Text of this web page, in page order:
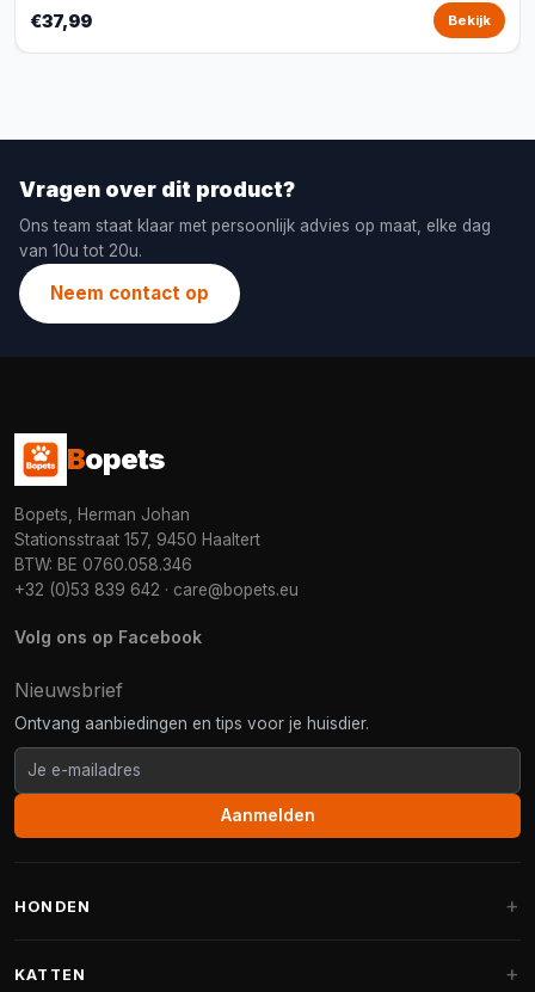
€37,99 Bekijk
Vragen over dit product?
Ons team staat klaar met persoonlijk advies op maat, elke dag
van 10u tot 20u.
Neem contact op
Bopets
Bopets, Herman Johan
Stationsstraat 157, 9450 Haaltert
BTW: BE 0760.058.346
+32 (0)53 839 642 · care@bopets.eu
Volg ons op Facebook
Nieuwsbrief
Ontvang aanbiedingen en tips voor je huisdier.
Aanmelden
HONDEN
KATTEN